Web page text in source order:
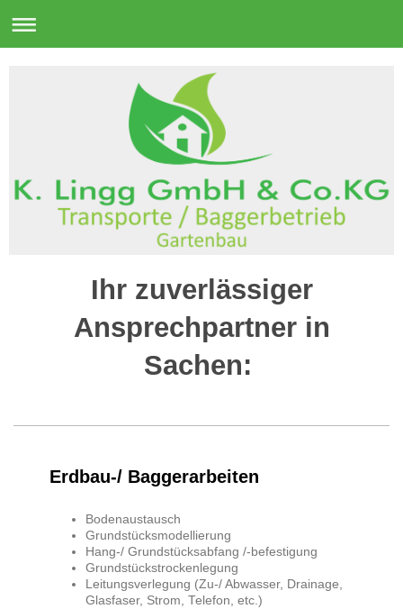
Ihr zuverlässiger
Ansprechpartner in
Sachen:
Erdbau-/ Baggerarbeiten
Bodenaustausch
Grundstücksmodellierung
Hang-/ Grundstücksabfang /-befestigung
Grundstückstrockenlegung
Leitungsverlegung (Zu-/ Abwasser, Drainage,
Glasfaser, Strom, Telefon, etc.)